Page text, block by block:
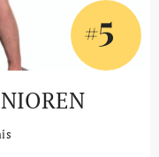
#5